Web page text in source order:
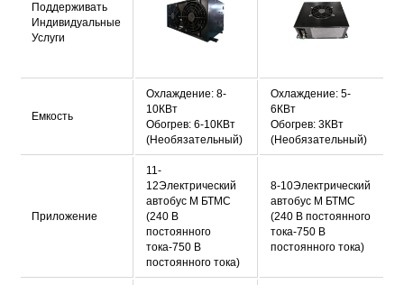
Поддерживать
Индивидуальные
Услуги
Емкость
Охлаждение: 8-
10КВт
Обогрев: 6-10КВт
(Необязательный)
Охлаждение: 5-
6КВт
Обогрев: 3КВт
(Необязательный)
Приложение
11-
12Электрический
автобус М БТМС
(240 В
постоянного
тока-750 В
постоянного тока)
8-10Электрический
автобус М БТМС
(240 В постоянного
тока-750 В
постоянного тока)